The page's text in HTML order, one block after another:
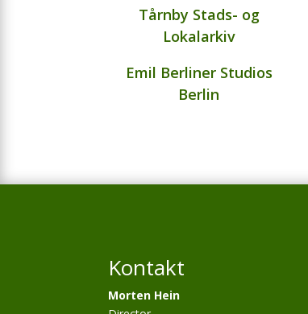
Tårnby Stads- og
Lokalarkiv
Emil Berliner Studios
Berlin
Kontakt
Morten Hein